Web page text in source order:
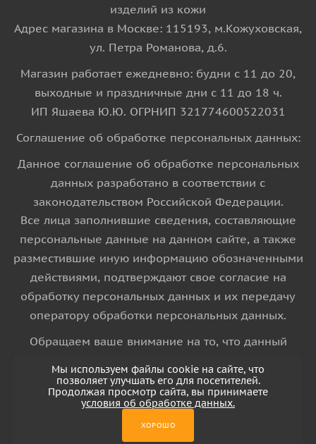
изделий из кожи
Адрес магазина в Москве: 115193, м.Кожуховская,
ул. Петра Романова, д.6.
Магазин работает ежедневно: будни с 11 до 20,
выходные и праздничные дни с 11 до 18 ч.
ИП Яшаева Ю.Ю. ОГРНИП 321774600522031
Соглашение об обработке персональных данных:
Данное соглашение об обработке персональных
данных разработано в соответствии с
законодательством Российской Федерации.
Все лица заполнившие сведения, составляющие
персональные данные на данном сайте, а также
разместившие иную информацию обозначенными
действиями, подтверждают свое согласие на
обработку персональных данных и их передачу
оператору обработки персональных данных.
Обращаем ваше внимание на то, что данный
информационный характер и ни при каких
условиях информационные материалы и цены,
Мы используем файлы cookie на сайте, что
позволяет улучшать его для посетителей.
Продолжая просмотр сайта, вы принимаете
условия об обработке данных.
ХОРОШО